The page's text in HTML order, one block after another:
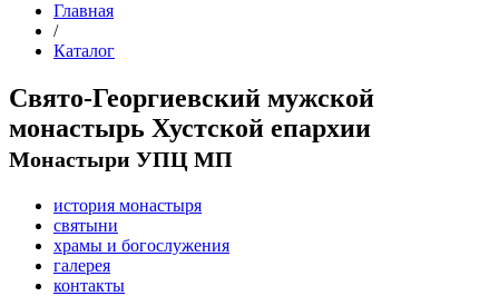
Главная
/
Каталог
Свято-Георгиевский мужской
монастырь Хустской епархии
Монастыри УПЦ МП
история монастыря
святыни
храмы и богослужения
галерея
контакты